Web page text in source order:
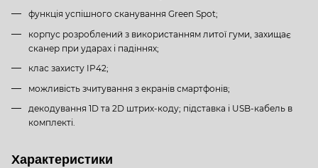
функція успішного сканування Green Spot;
корпус розроблений з використанням литої гуми, захищає
сканер при ударах і падіннях;
клас захисту IP42;
можливість зчитування з екранів смартфонів;
декодування 1D та 2D штрих-коду; підставка і USB-кабель в
комплекті.
Характеристики